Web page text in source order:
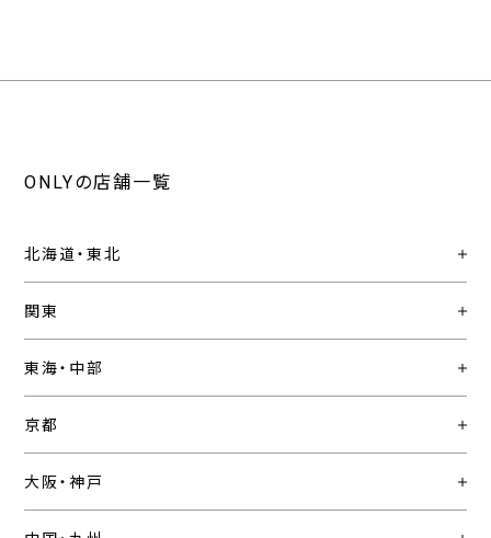
ONLYの店舗一覧
北海道・東北
関東
東海・中部
京都
大阪・神戸